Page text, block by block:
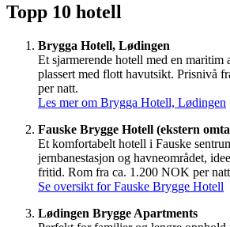
Topp 10 hotell
Brygga Hotell, Lødingen
Et sjarmerende hotell med en maritim
plassert med flott havutsikt. Prisnivå
per natt.
Les mer om Brygga Hotell, Lødingen
Fauske Brygge Hotell (ekstern
Et komfortabelt hotell i Fauske
jernbanestasjon og havneområdet,
fritid. Rom fra ca. 1.200 NOK per
Se oversikt for Fauske Brygge Hotell
Lødingen Brygge Apartments